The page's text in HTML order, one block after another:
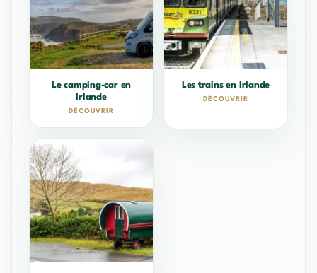
Le camping-car en
Irlande
DÉCOUVRIR
Les trains en Irlande
DÉCOUVRIR